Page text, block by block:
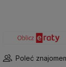
Poleć